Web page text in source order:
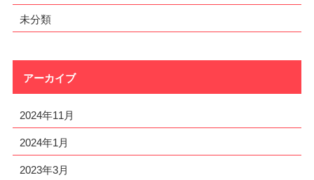
未分類
アーカイブ
2024年11月
2024年1月
2023年3月